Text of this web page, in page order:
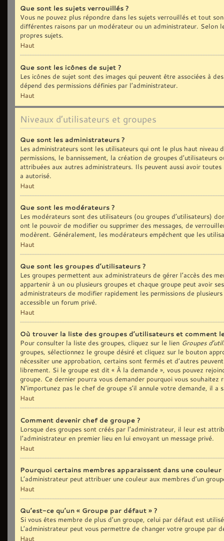
Que sont les sujets verrouillés ?
Vous ne pouvez plus répondre dans les sujets verrouillés et tout
différentes raisons par un modérateur ou un administrateur. Selon
propres sujets.
Haut
Que sont les icônes de sujet ?
Les icônes de sujet sont des images qui peuvent être associées à
dépend des permissions définies par l’administrateur.
Haut
Niveaux d’utilisateurs et groupes
Que sont les administrateurs ?
Les administrateurs sont les utilisateurs qui ont le plus haut
permissions, le bannissement, la création de groupes
attribuées aux autres administrateurs. Ils peuvent aussi avoir
a autorisé.
Haut
Que sont les modérateurs ?
Les modérateurs sont des utilisateurs (ou groupes d’utilisateurs)
ont le pouvoir de modifier ou supprimer des messages, de
modèrent. Généralement, les modérateurs empêchent que les
Haut
Que sont les groupes d’utilisateurs ?
Les groupes permettent aux administrateurs de gérer l’accès des
appartenir à un ou plusieurs groupes et chaque groupe peut avoir
administrateurs de modifier rapidement les permissions de
accessible un forum privé.
Haut
Où trouver la liste des groupes d’utilisateurs et comment
Pour consulter la liste des groupes, cliquez sur le lien Groupes
groupes, sélectionnez le groupe désiré et cliquez sur le bouton
nécessiter une approbation, certains sont fermés et d’autres
librement. Si le groupe est dit « À la demande », vous pouvez
groupe. Ce dernier pourra vous demander pourquoi vous
N’importunez pas le chef de groupe s’il annule votre demande, il a
Haut
Comment devenir chef de groupe ?
Lorsque des groupes sont créés par l’administrateur, il leur est
l’administrateur en premier lieu en lui envoyant un message privé.
Haut
Pourquoi certains membres apparaissent dans une
L’administrateur peut attribuer une couleur aux membres d’un
Haut
Qu’est-ce qu’un « Groupe par défaut » ?
Si vous êtes membre de plus d’un groupe, celui par défaut est
L’administrateur peut vous permettre de changer votre groupe par
Haut